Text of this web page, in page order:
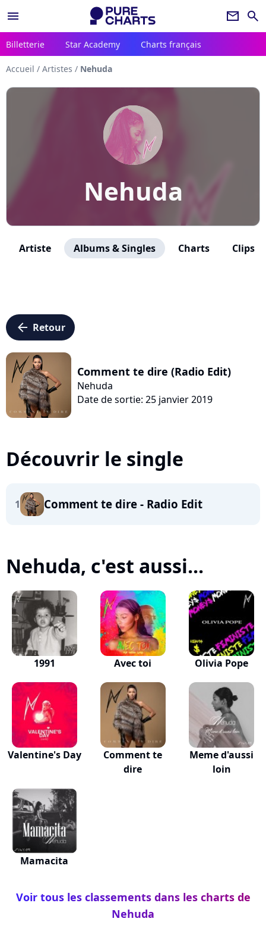
menu newsletter search
Billetterie Star Academy Charts français
Accueil / Artistes / Nehuda
Nehuda
Artiste Albums & Singles Charts Clips
arrow_left Retour
Comment te dire (Radio Edit)
Nehuda
Date de sortie: 25 janvier 2019
Découvrir le single
1 Comment te dire - Radio Edit
Nehuda, c'est aussi...
1991 Avec toi Olivia Pope
Valentine's Day
Comment te
dire
Meme d'aussi
loin
Mamacita
Voir tous les classements dans les charts de
Nehuda